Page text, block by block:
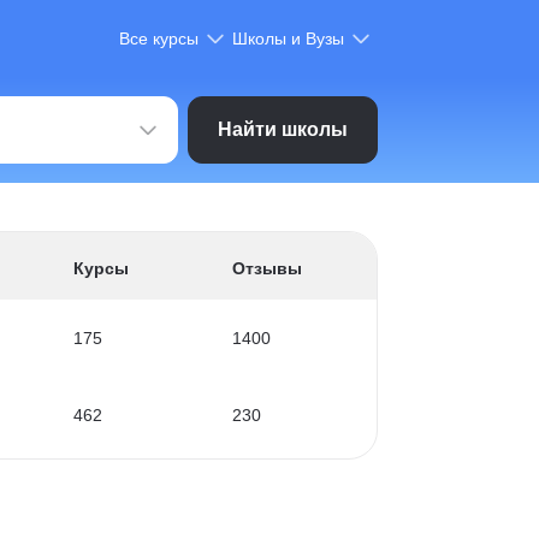
Все курсы Школы и Вузы
Найти школы
Курсы Отзывы
175 1400
462 230